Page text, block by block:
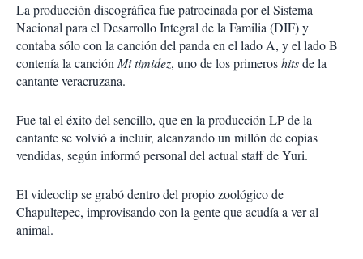
La producción discográfica fue patrocinada por el Sistema
Nacional para el Desarrollo Integral de la Familia (DIF) y
contaba sólo con la canción del panda en el lado A, y el lado B
contenía la canción Mi timidez, uno de los primeroshitsde la
cantante veracruzana.
Fue tal el éxito del sencillo, que en la producción LP de la
cantante se volvió a incluir, alcanzando un millón de copias
vendidas, según informó personal del actual staff de Yuri.
El videoclip se grabó dentro del propio zoológico de
Chapultepec, improvisando con la gente que acudía a ver al
animal.